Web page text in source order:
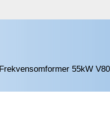
Frekvensomformer 55kW